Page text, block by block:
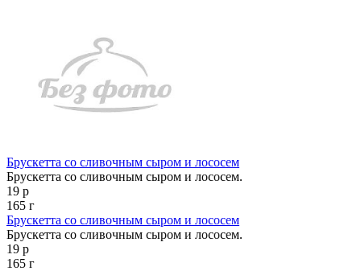
Брускетта со сливочным сыром и лососем
Брускетта со сливочным сыром и лососем.
19 р
165 г
Брускетта со сливочным сыром и лососем
Брускетта со сливочным сыром и лососем.
19 р
165 г